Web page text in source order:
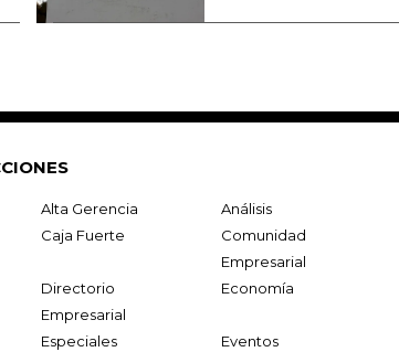
Alta Gerencia
Análisis
Caja Fuerte
Comunidad
Empresarial
Directorio
Empresarial
Economía
Especiales
Eventos